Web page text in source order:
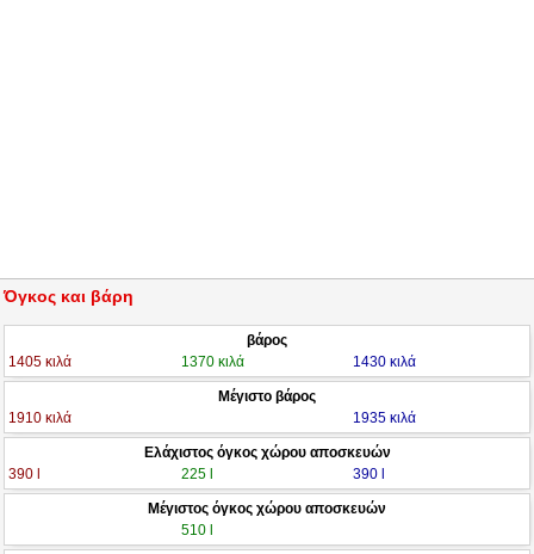
Όγκος και βάρη
βάρος
1405 κιλά
1370 κιλά 1430 κιλά
Μέγιστο βάρος
1910 κιλά
1935 κιλά
Ελάχιστος όγκος χώρου αποσκευών
390 l
225 l 390 l
Μέγιστος όγκος χώρου αποσκευών
510 l